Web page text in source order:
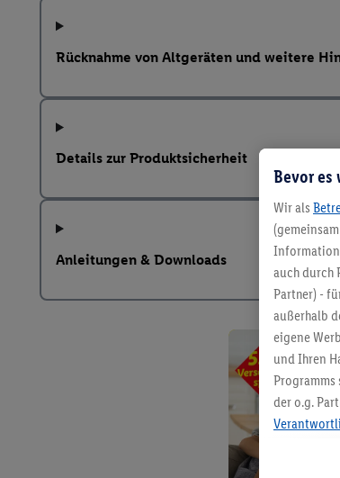
Rücknahme von Altgeräten und weitere
Details zur Produktsicherheit
Anleitungen & Downloads
Bevor es
Wir als
auch durch
Partner) -
außerhalb
eigene
und Ihren
Programms
der o.g.